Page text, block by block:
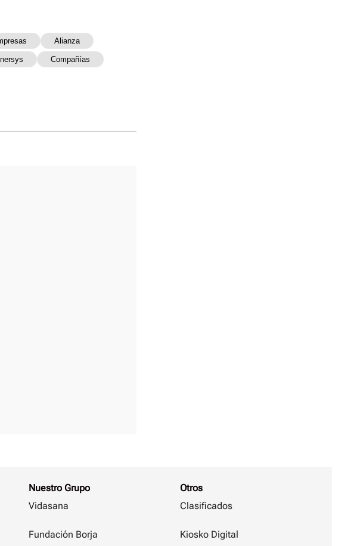
Alianza
Compañías
Nuestro Grupo
Vidasana
Fundación Borja
Otros
Clasificados
Kiosko Digital